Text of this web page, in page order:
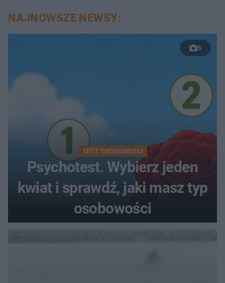
NAJNOWSZE NEWSY:
5
TEST OSOBOWOŚCI
Psychotest. Wybierz jeden
kwiat i sprawdź, jaki masz typ
osobowości